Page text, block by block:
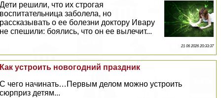
Дети решили, что их строгая
воспитательница заболела, но
рассказывать о ее болезни доктору Ивару
не спешили: боялись, что он ее вылечит...
21 06 2026 20:33:37
Как устроить новогодний праздник
С чего начинать…Первым делом можно устроить
сюрприз детям...